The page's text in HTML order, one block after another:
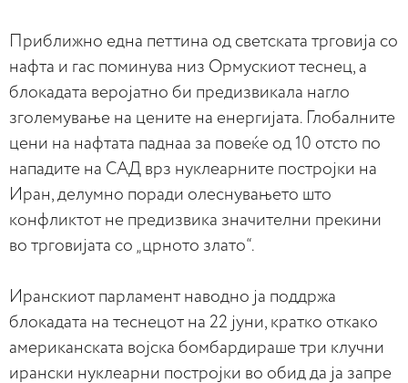
Приближно една петтина од светската трговија со
нафта и гас поминува низ Ормускиот теснец, а
блокадата веројатно би предизвикала нагло
зголемување на цените на енергијата. Глобалните
цени на нафтата паднаа за повеќе од 10 отсто по
нападите на САД врз нуклеарните постројки на
Иран, делумно поради олеснувањето што
конфликтот не предизвика значителни прекини
во трговијата со „црното злато“.
Иранскиот парламент наводно ја поддржа
блокадата на теснецот на 22 јуни, кратко откако
американската војска бомбардираше три клучни
ирански нуклеарни постројки во обид да ја запре